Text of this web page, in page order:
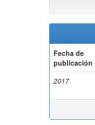
Fecha de
publicación
2017